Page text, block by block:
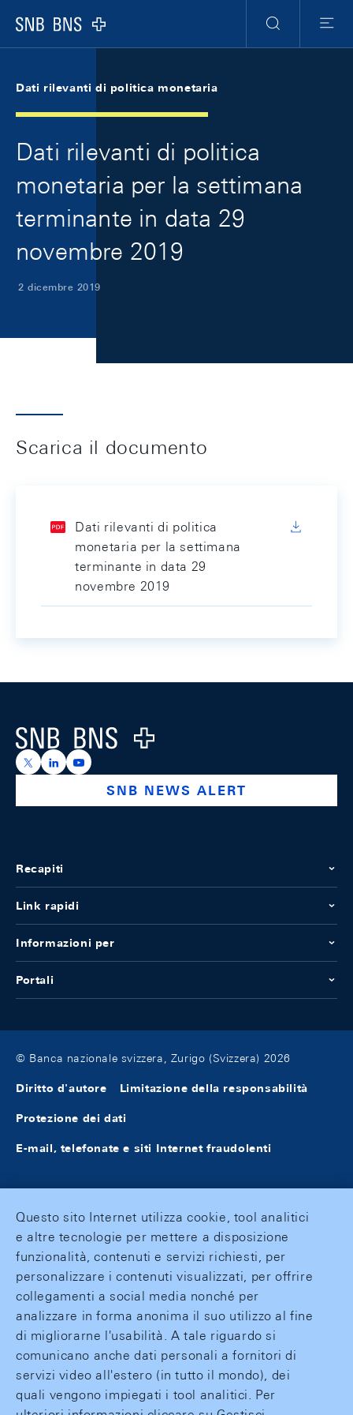
Logo
Ricerca
Menu
Dati rilevanti di politica monetaria
Dati rilevanti di politica
monetaria per la settimana
terminante in data 29
novembre 2019
2 dicembre 2019
Scarica il documento
Dati rilevanti di politica
monetaria per la settimana
terminante in data 29
novembre 2019
Logo
https://x.com/snb_bns
https://ch.linkedin.com/company/swiss-national-
https://www.youtube.com/@swissnationalbank
SNB NEWS ALERT
Recapiti
Link rapidi
Informazioni per
Portali
© Banca nazionale svizzera, Zurigo (Svizzera) 2026
Diritto d'autore Limitazione della responsabilità
Protezione dei dati
E-mail, telefonate e siti Internet fraudolenti
Questo sito Internet utilizza cookie, tool analitici
e altre tecnologie per mettere a disposizione
funzionalità, contenuti e servizi richiesti, per
personalizzare i contenuti visualizzati, per offrire
collegamenti a social media nonché per
analizzare in forma anonima il suo utilizzo al fine
di migliorarne l'usabilità. A tale riguardo si
comunicano anche dati personali a fornitori di
servizi video all'estero (in tutto il mondo), dei
quali vengono impiegati i tool analitici. Per